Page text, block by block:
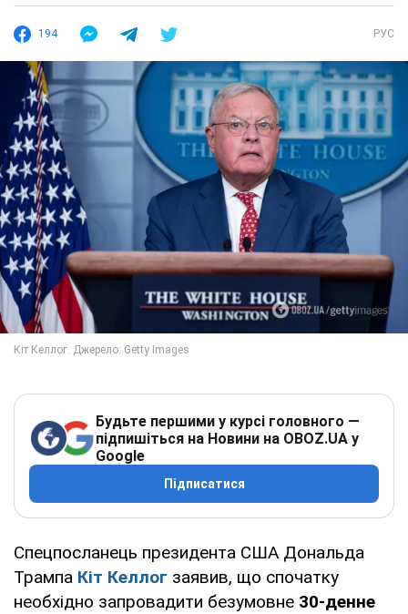
194 РУС
Будьте першими у курсі головного —
підпишіться на Новини на OBOZ.UA у
Google
Підписатися
Спецпосланець президента США Дональда
Трампа Кіт Келлог заявив, що спочатку
необхідно запровадити безумовне 30-денне